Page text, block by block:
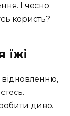
І чесно
користь?
їжі
диво.